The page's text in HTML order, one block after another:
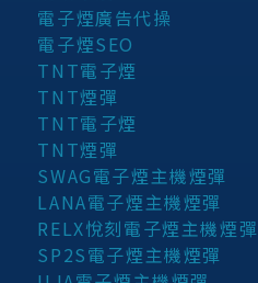
電子煙廣告代操
電子煙SEO
TNT電子煙
TNT煙彈
TNT電子煙
TNT煙彈
SWAG電子煙主機煙彈
LANA電子煙主機煙彈
RELX悅刻電子煙主機煙彈
SP2S電子煙主機煙彈